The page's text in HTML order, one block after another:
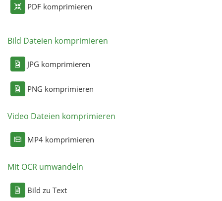
PDF komprimieren
Bild Dateien komprimieren
JPG komprimieren
PNG komprimieren
Video Dateien komprimieren
MP4 komprimieren
Mit OCR umwandeln
Bild zu Text